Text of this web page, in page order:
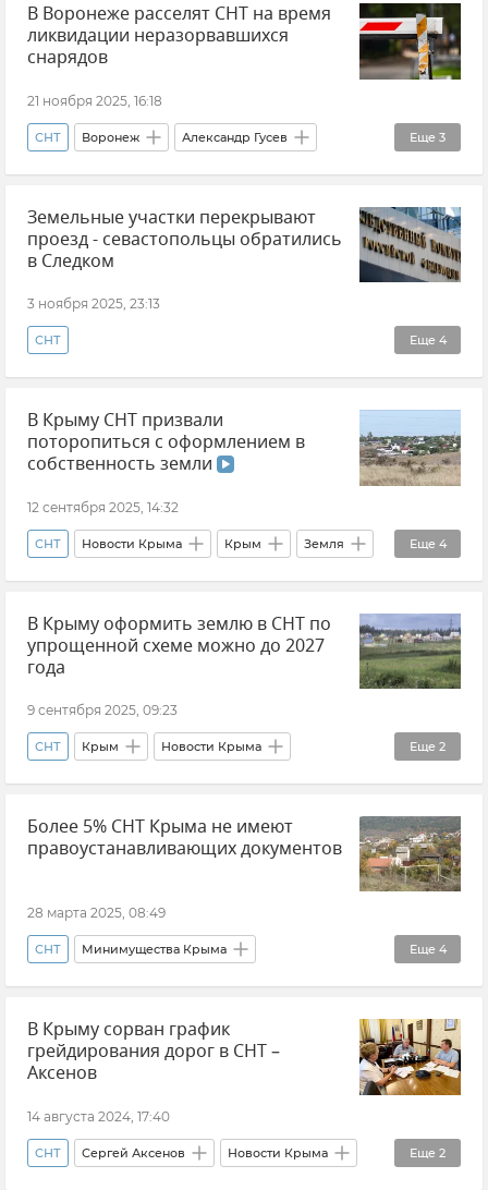
В Воронеже расселят СНТ на время
ликвидации неразорвавшихся
снарядов
21 ноября 2025, 16:18
Еще 3
СНТ Воронеж Александр Гусев
Безопасность Новости Происшествия
Земельные участки перекрывают
проезд - севастопольцы обратились
в Следком
3 ноября 2025, 23:13
Еще 4
СНТ
СК РФ (Следственный комитет Российской Федерации)
ГСУ СК России по Крыму и Севастополю
Севастополь Новости Севастополя
В Крыму СНТ призвали
поторопиться с оформлением в
собственность земли
12 сентября 2025, 14:32
Еще 4
СНТ Новости Крыма Крым Земля
Закон и право Видео Лариса Кулинич
Минимущества Крыма
В Крыму оформить землю в СНТ по
упрощенной схеме можно до 2027
года
9 сентября 2025, 09:23
Еще 2
СНТ Крым Новости Крыма
Сергей Аксенов Оформление земли
Более 5% СНТ Крыма не имеют
правоустанавливающих документов
28 марта 2025, 08:49
Еще 4
СНТ Минимущества Крыма
Лариса Кулинич Земля Крым
Новости Крыма
В Крыму сорван график
грейдирования дорог в СНТ –
Аксенов
14 августа 2024, 17:40
Еще 2
СНТ Сергей Аксенов Новости Крыма